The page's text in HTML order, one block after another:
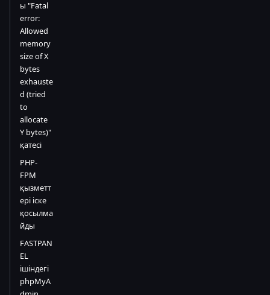
ы "Fatal
error:
Allowed
memory
size of X
bytes
exhauste
d (tried
to
allocate
Y bytes)"
қатесі
PHP-
FPM
қызметт
ері іске
қосылма
йды
FASTPAN
EL
ішіндегі
phpMyA